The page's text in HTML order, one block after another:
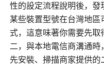
性的設定流程說明後，發
某些裝置型號在台灣地
式，這意味著你需要先
二，與本地電信商溝通
先安裝、掃描商家提供